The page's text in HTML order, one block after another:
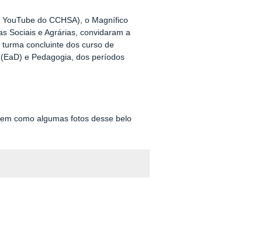
do CCHSA), o Magnífico
Sociais e Agrárias, convidaram a
concluinte dos curso de
e Pedagogia, dos períodos
como algumas fotos desse belo